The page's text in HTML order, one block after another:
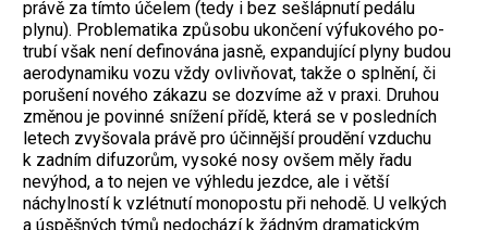
právě za tímto účelem (tedy i bez sešlápnutí pedálu
plynu). Problematika způsobu ukončení výfukového po­
trubí však není definována jasně, expandu­jící plyny budou
aerodynamiku vozu vždy ovlivňovat, takže o splnění, či
porušení nového zákazu se dozvíme až v praxi. Druhou
změnou je povinné snížení přídě, která se v posledních
letech zvyšovala právě pro účinnější proudění vzduchu
k zadním difuzorům, vysoké nosy ovšem měly řadu
nevýhod, a to nejen ve výhledu jezdce, ale i větší
náchylností k vzlétnutí monopostu při nehodě. U velkých
a úspěšných týmů nedochází k žádným dramatickým